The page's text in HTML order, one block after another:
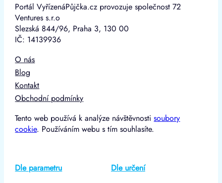
Portál VyřízenáPůjčka.cz provozuje společnost 72
Ventures s.r.o
Slezská 844/96, Praha 3, 130 00
IČ: 14139936
O nás
Blog
Kontakt
Obchodní podmínky
Tento web používá k analýze návštěvnostisoubory
cookie. Používáním webu s tím souhlasíte.
Dle parametru
Dle určení